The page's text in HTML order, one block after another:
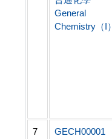
General
Chemistry（I）
7
GECH00001